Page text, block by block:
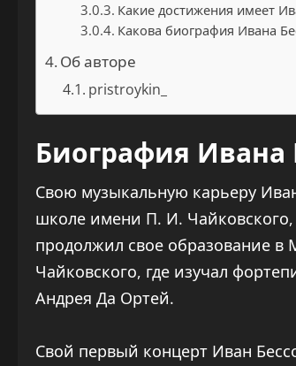
Какие достижения имеет
Какова биография Ивана
Об авторе
pristroykin_
Биография Ивана
Свою музыкальную карьеру
школе имени П. И. Чайковского,
продолжил свое образование в
Чайковского, где изучал
Андрея Да Ортей.
Свой первый концерт Иван